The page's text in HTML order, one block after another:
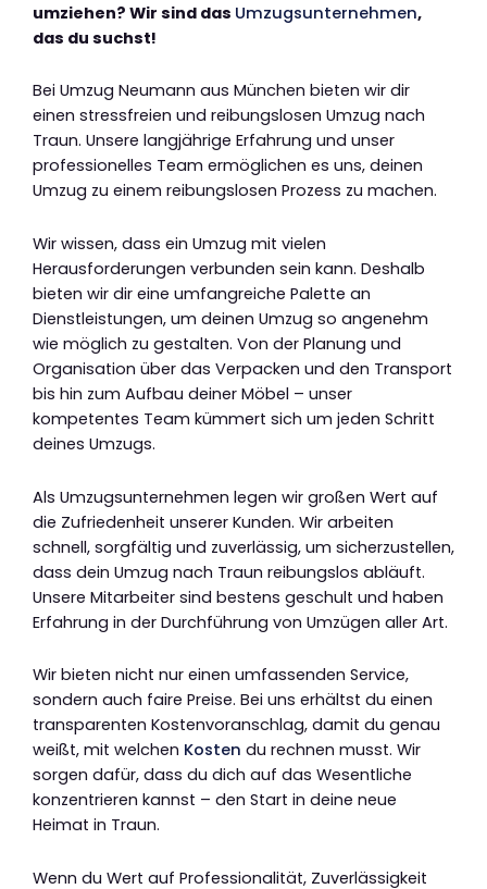
umziehen? Wir sind das Umzugsunternehmen,
das du suchst!
Bei Umzug Neumann aus München bieten wir dir
einen stressfreien und reibungslosen Umzug nach
Traun. Unsere langjährige Erfahrung und unser
professionelles Team ermöglichen es uns, deinen
Umzug zu einem reibungslosen Prozess zu machen.
Wir wissen, dass ein Umzug mit vielen
Herausforderungen verbunden sein kann. Deshalb
bieten wir dir eine umfangreiche Palette an
Dienstleistungen, um deinen Umzug so angenehm
wie möglich zu gestalten. Von der Planung und
Organisation über das Verpacken und den Transport
bis hin zum Aufbau deiner Möbel – unser
kompetentes Team kümmert sich um jeden Schritt
deines Umzugs.
Als Umzugsunternehmen legen wir großen Wert auf
die Zufriedenheit unserer Kunden. Wir arbeiten
schnell, sorgfältig und zuverlässig, um sicherzustellen,
dass dein Umzug nach Traun reibungslos abläuft.
Unsere Mitarbeiter sind bestens geschult und haben
Erfahrung in der Durchführung von Umzügen aller Art.
Wir bieten nicht nur einen umfassenden Service,
sondern auch faire Preise. Bei uns erhältst du einen
transparenten Kostenvoranschlag, damit du genau
weißt, mit welchen Kosten du rechnen musst. Wir
sorgen dafür, dass du dich auf das Wesentliche
konzentrieren kannst – den Start in deine neue
Heimat in Traun.
Wenn du Wert auf Professionalität, Zuverlässigkeit